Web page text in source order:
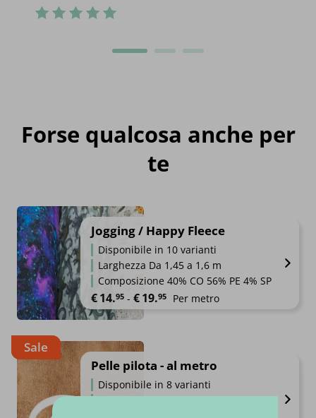
Forse qualcosa anche per
te
Jogging / Happy Fleece
Disponibile in 10 varianti
Larghezza Da 1,45 a 1,6 m
Composizione 40% CO 56% PE 4% SP
€14.95 - €19.95 Fascia di prezzo: da €14.95 a
Per metro
Sale
Pelle pilota - al metro
Disponibile in 8 varianti
Larghezza 1,38m